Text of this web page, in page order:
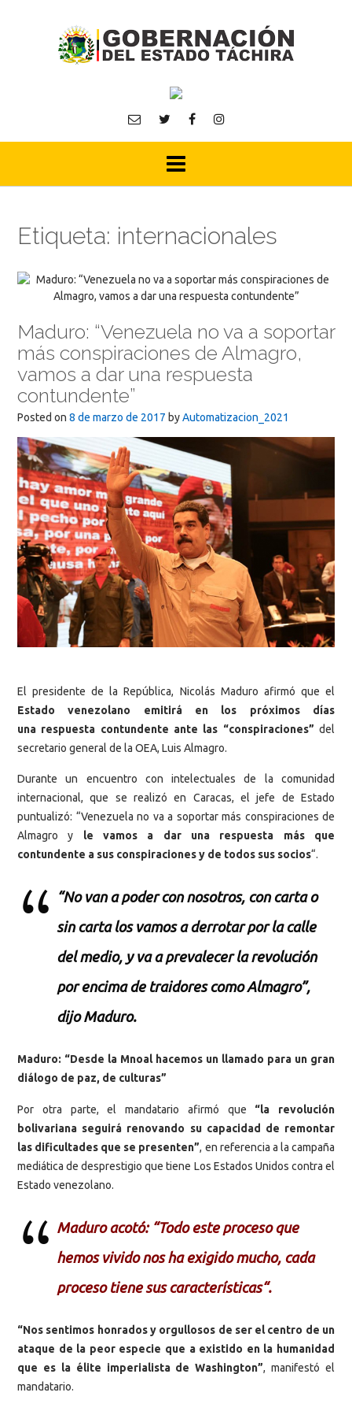
Etiqueta: internacionales
Maduro: “Venezuela no va a soportar
más conspiraciones de Almagro,
vamos a dar una respuesta
contundente”
Posted on 8 de marzo de 2017 byAutomatizacion_2021
El presidente de la República, Nicolás Maduro afirmó que el
Estado venezolano emitirá en los próximos días
una respuesta contundente ante las “conspiraciones” del
secretario general de la OEA, Luis Almagro.
Durante un encuentro con intelectuales de la comunidad
internacional, que se realizó en Caracas, el jefe de Estado
puntualizó: “Venezuela no va a soportar más conspiraciones de
Almagro y le vamos a dar una respuesta más que
contundente a sus conspiraciones y de todos sus socios“.
“No van a poder con nosotros, con carta o
sin carta los vamos a derrotar por la calle
del medio, y va a prevalecer la revolución
por encima de traidores como Almagro”,
dijo Maduro.
Maduro: “Desde la Mnoal hacemos un llamado para un gran
diálogo de paz, de culturas”
Por otra parte, el mandatario afirmó que “la revolución
bolivariana seguirá renovando su capacidad de remontar
las dificultades que se presenten”, en referencia a la campaña
mediática de desprestigio que tiene Los Estados Unidos contra el
Estado venezolano.
Maduro acotó: “Todo este proceso que
hemos vivido nos ha exigido mucho, cada
proceso tiene sus características“.
“Nos sentimos honrados y orgullosos de ser el centro de un
ataque de la peor especie que a existido en la humanidad
que es la élite imperialista de Washington”, manifestó el
mandatario.